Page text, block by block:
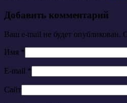
Добавить комментарий
Ваш e-mail не будет опубликован.
Имя *
E-mail *
Сайт